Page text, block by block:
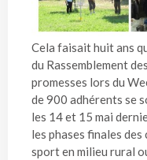
Cela faisait huit ans
du Rassemblement
promesses lors du
de 900 adhérents se
les 14 et 15 mai
les phases finales
sport en milieu rural